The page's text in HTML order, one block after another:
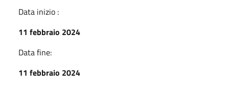
Data inizio :
11 febbraio 2024
Data fine:
11 febbraio 2024